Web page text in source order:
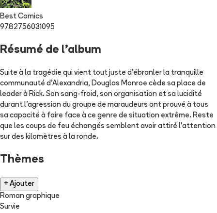
Best Comics
9782756031095
Résumé de l'album
Suite à la tragédie qui vient tout juste d'ébranler la tranquille
communauté d'Alexandria, Douglas Monroe cède sa place de
leader à Rick. Son sang-froid, son organisation et sa lucidité
durant l'agression du groupe de maraudeurs ont prouvé à tous
sa capacité à faire face à ce genre de situation extrême. Reste
que les coups de feu échangés semblent avoir attiré l'attention
sur des kilomètres à la ronde.
Thèmes
+ Ajouter
Roman graphique
Survie